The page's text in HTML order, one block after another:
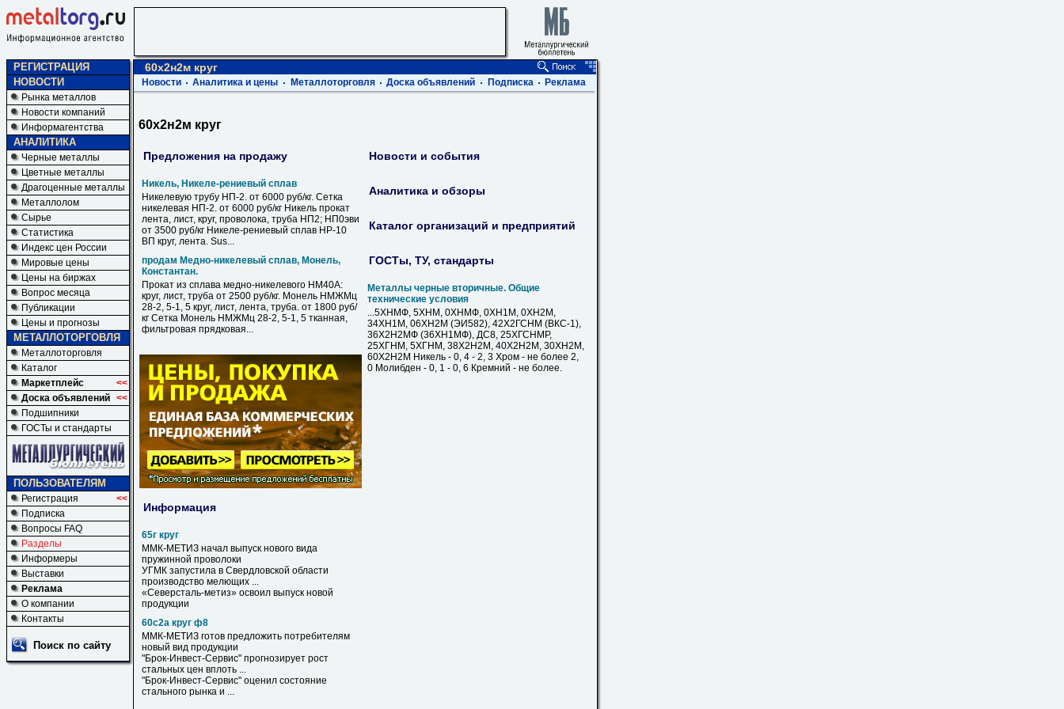
РЕГИСТРАЦИЯ
НОВОСТИ
Рынка металлов
Новости компаний
Информагентства
АНАЛИТИКА
Черные металлы
Цветные металлы
Драгоценные металлы
Металлолом
Сырье
Статистика
Индекс цен России
Мировые цены
Цены на биржах
Вопрос месяца
Публикации
Цены и прогнозы
МЕТАЛЛОТОРГОВЛЯ
Металлоторговля
Каталог
Маркетплейс
<<
Доска объявлений <<
Подшипники
ГОСТы и стандарты
ПОЛЬЗОВАТЕЛЯМ
Регистрация
<<
Подписка
Вопросы FAQ
Разделы
Информеры
Выставки
Реклама
О компании
Контакты
Поиск по сайту
60х2н2м круг
Новости Аналитика и цены Металлоторговля Доска объявлений Подписка Реклама
60х2н2м круг
Предложения на продажу
Никель, Никеле-рениевый сплав
Никелевую трубу НП-2. от 6000 руб/кг. Сетка
никелевая НП-2. от 6000 руб/кг Никель прокат
лента, лист, круг, проволока, труба НП2; НП0эви
от 3500 руб/кг Никеле-рениевый сплав НР-10
ВП круг, лента. Sus...
продам Медно-никелевый сплав, Монель,
Константан.
Прокат из сплава медно-никелевого НМ40А:
круг, лист, труба от 2500 руб/кг. Монель НМЖМц
28-2, 5-1, 5 круг, лист, лента, труба. от 1800 руб/
кг Сетка Монель НМЖМц 28-2, 5-1, 5 тканная,
фильтровая прядковая...
Информация
65г круг
ММК-МЕТИЗ начал выпуск нового вида
пружинной проволоки
УГМК запустила в Свердловской области
производство мелющих ...
«Северсталь-метиз» освоил выпуск новой
продукции
60с2а круг ф8
ММК-МЕТИЗ готов предложить потребителям
новый вид продукции
"Брок-Инвест-Сервис" прогнозирует рост
стальных цен вплоть ...
"Брок-Инвест-Сервис" оценил состояние
стального рынка и ...
Новости и события
Аналитика и обзоры
Каталог организаций и предприятий
ГОСТы, ТУ, стандарты
Металлы черные вторичные. Общие
технические условия
...5ХНМФ, 5ХНМ, 0ХНМФ, 0ХН1М, 0ХН2М,
34ХН1М, 06ХН2М (ЭИ582), 42Х2ГСНМ (ВКС-1),
36Х2Н2МФ (36ХН1МФ), ДС8, 25ХГСНМР,
25ХГНМ, 5ХГНМ, 38Х2Н2М, 40Х2Н2М, 30ХН2М,
60Х2Н2М Никель - 0, 4 - 2, 3 Хром - не более 2,
0 Молибден - 0, 1 - 0, 6 Кремний - не более.